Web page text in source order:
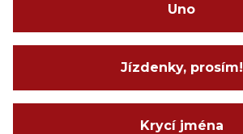
Uno
Jízdenky, prosím!
Krycí jména